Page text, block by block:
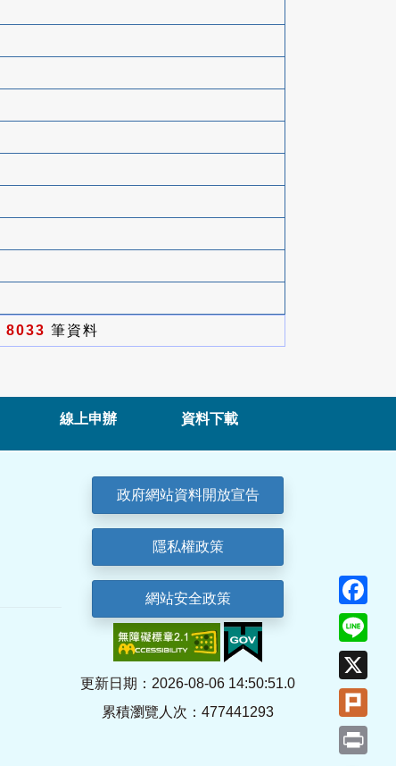
8033 筆資料
線上申辦 資料下載
政府網站資料開放宣告
隱私權政策
網站安全政策
更新日期：2026-08-06 14:50:51.0
累積瀏覽人次：477441293